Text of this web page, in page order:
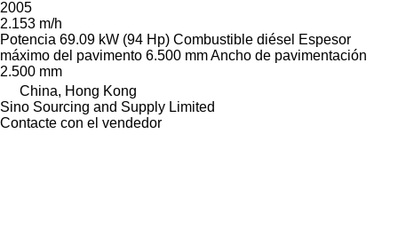
2005
2.153 m/h
Potencia 69.09 kW (94 Hp) Combustible diésel Espesor
máximo del pavimento 6.500 mmAncho de pavimentación
2.500 mm
China, Hong Kong
Sino Sourcing and Supply Limited
Contacte con el vendedor